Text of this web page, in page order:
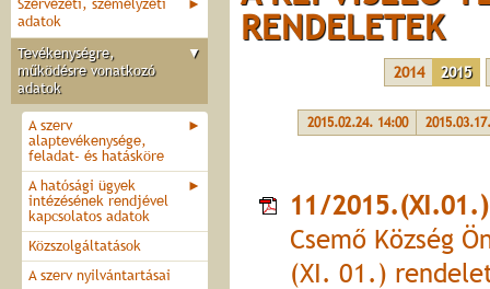
►
Szervezeti, személyzeti
adatok
▼
Tevékenységre,
működésre vonatkozó
adatok
►
A szerv
alaptevékenysége,
feladat- és hatásköre
►
A hatósági ügyek
intézésének rendjével
kapcsolatos adatok
Közszolgáltatások
A szerv nyilvántartásai
RENDELETEK
2014 2015
2015.02.24. 14:00
11/2015.(XI.01.)
Csemő Község
(XI. 01.)